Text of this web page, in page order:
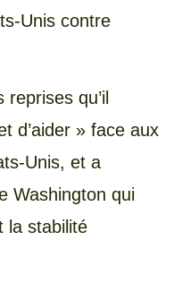
Unis contre
qu’il
d’aider » face aux
Unis, et a
Washington qui
la stabilité